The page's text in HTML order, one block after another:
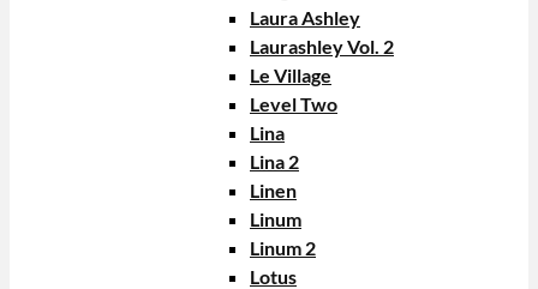
Laura Ashley
Laurashley Vol. 2
Le Village
Level Two
Lina
Lina 2
Linen
Linum
Linum 2
Lotus